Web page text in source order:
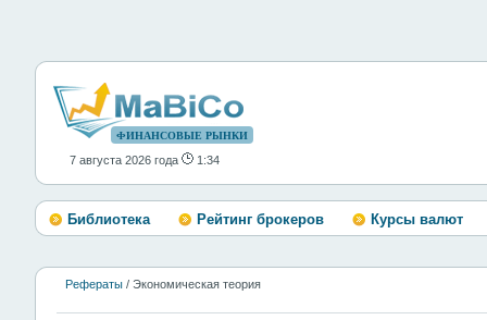
ФИНАНСОВЫЕ РЫНКИ
7 августа 2026 года 1:34
Библиотека Рейтинг брокеров Курсы валют
Рефераты / Экономическая теория